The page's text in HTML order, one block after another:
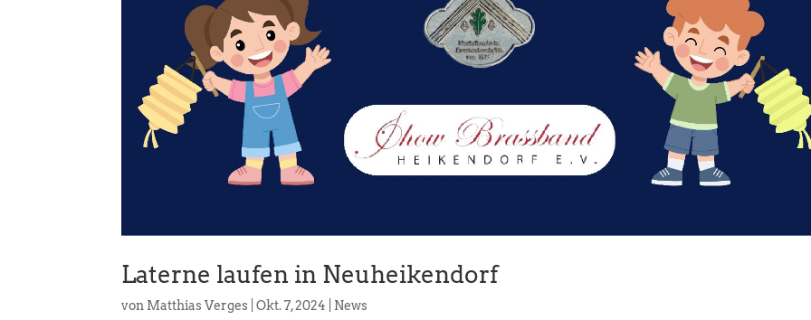
Laterne laufen in Neuheikendorf
von Matthias Verges |Okt. 7, 2024 News